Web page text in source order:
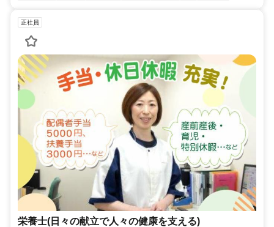
正社員
栄養士(日々の献立で人々の健康を支える)